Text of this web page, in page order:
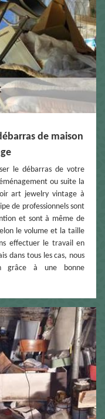
de maison
le débarras de votre
ou suite la
art jewelry vintage à
de professionnels sont
et sont à même de
le volume et la taille
effectuer le travail en
dans tous les cas, nous
grâce à une bonne